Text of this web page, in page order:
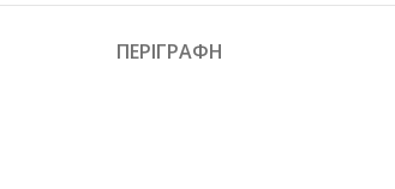
ΠΕΡΙΓΡΑΦΗ